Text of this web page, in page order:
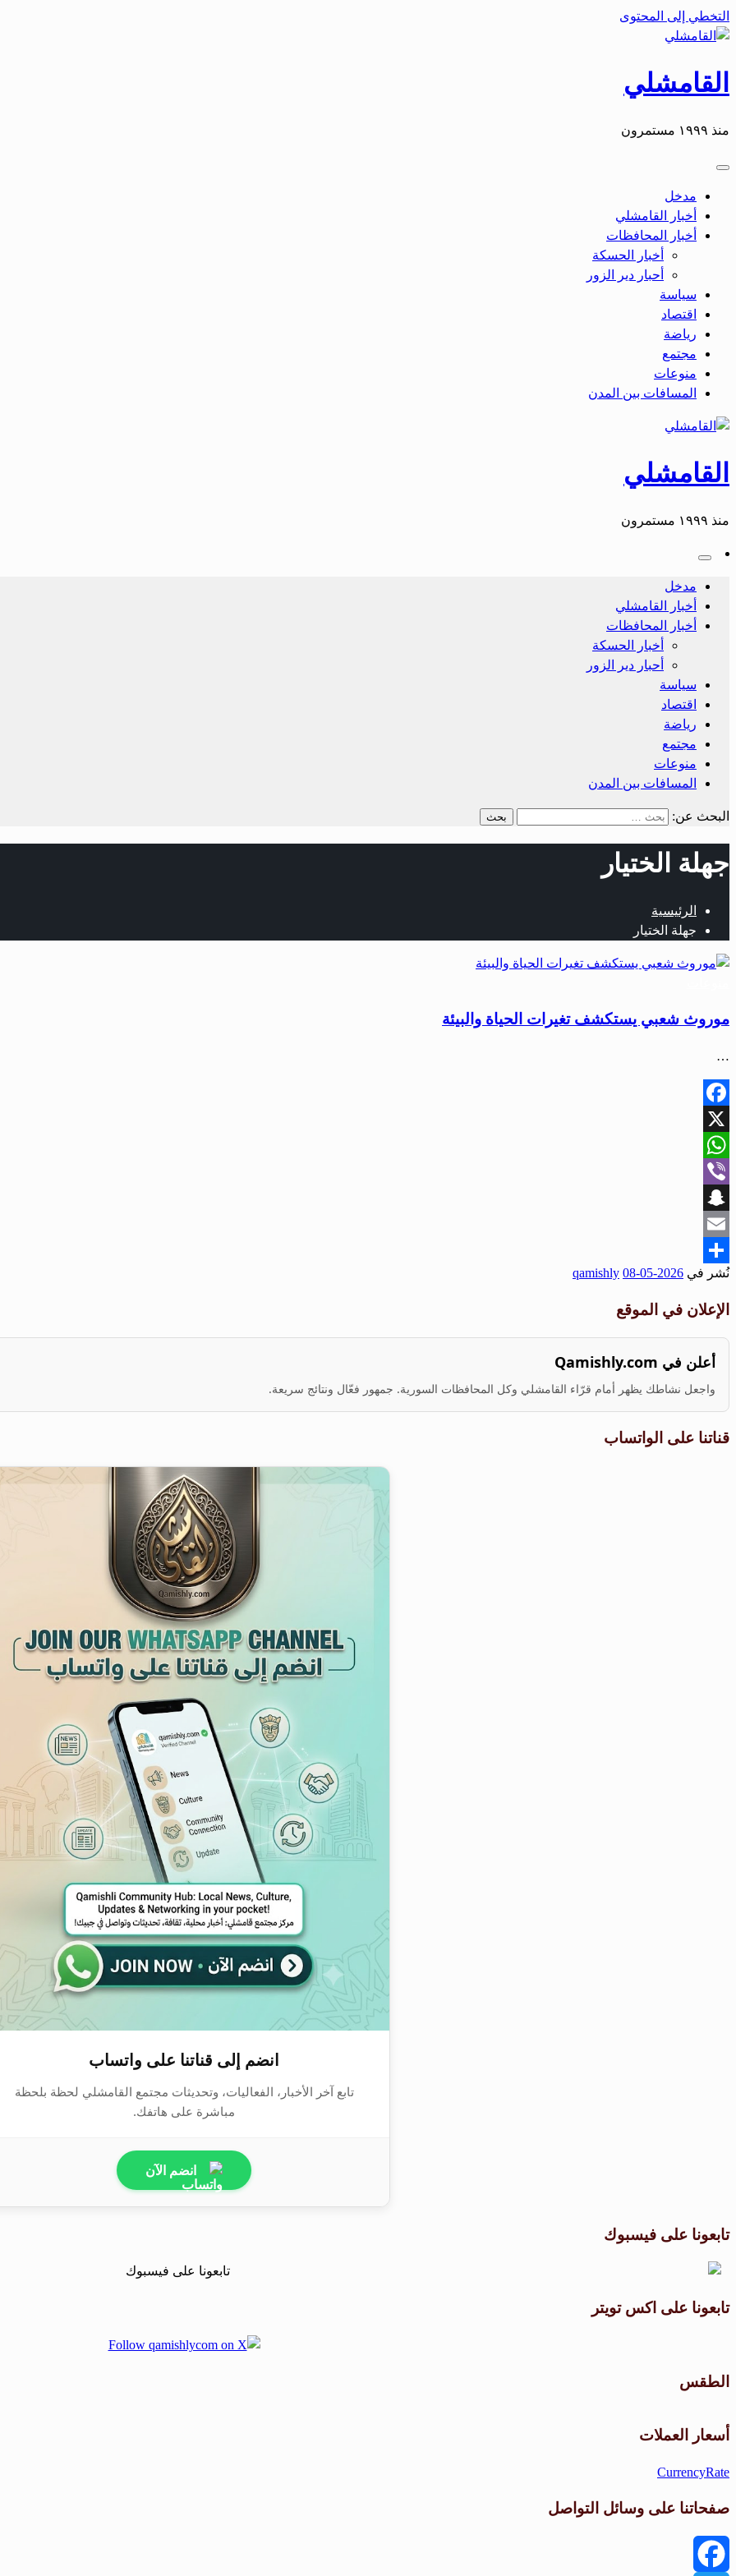
التخطي إلى المحتوى
القامشلي
منذ ١٩٩٩ مستمرون
مدخل
أخبار القامشلي
أخبار المحافظات
أخبار الحسكة
أحبار دير الزور
سياسة
اقتصاد
رياضة
مجتمع
منوعات
المسافات بين المدن
القامشلي
منذ ١٩٩٩ مستمرون
مدخل
أخبار القامشلي
أخبار المحافظات
أخبار الحسكة
أحبار دير الزور
سياسة
اقتصاد
رياضة
مجتمع
منوعات
المسافات بين المدن
البحث عن:
جهلة الختيار
الرئيسية
جهلة الختيار
موروث شعبي يستكشف تغيرات الحياة والبيئة
…
Facebook
X
WhatsApp
Viber
Snapchat
Email
Share
نُشر في 2026-05-08
qamishly
الإعلان في الموقع
أعلن في Qamishly.com
واجعل نشاطك يظهر أمام قرّاء القامشلي وكل المحافظات السورية. جمهور فعّال ونتائج سريعة.
قناتنا على الواتساب
انضم إلى قناتنا على واتساب
تابع آخر الأخبار، الفعاليات، وتحديثات مجتمع القامشلي لحظة بلحظة
مباشرة على هاتفك.
انضم الآن
تابعونا على فيسبوك
تابعونا على اكس تويتر
الطقس
أسعار العملات
CurrencyRate
صفحاتنا على وسائل التواصل